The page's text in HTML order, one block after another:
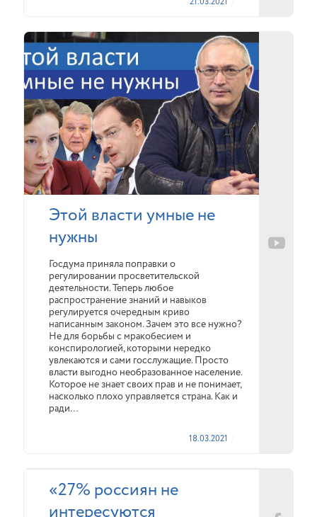
21.03.2021
Этой власти умные не
нужны
Госдума приняла поправки о
регулировании просветительской
деятельности. Теперь любое
распространение знаний и навыков
регулируется очередным криво
написанным законом. Зачем это все нужно?
Не для борьбы с мракобесием и
конспирологией, которыми нередко
увлекаются и сами госслужащие. Просто
власти выгодно необразованное население.
Которое не знает своих прав и не понимает,
насколько плохо управляется страна. Как и
ради…
18.03.2021
«27% россиян не
интересуются